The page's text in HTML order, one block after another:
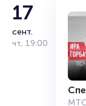
17
сент.
чт, 19:00
МТС